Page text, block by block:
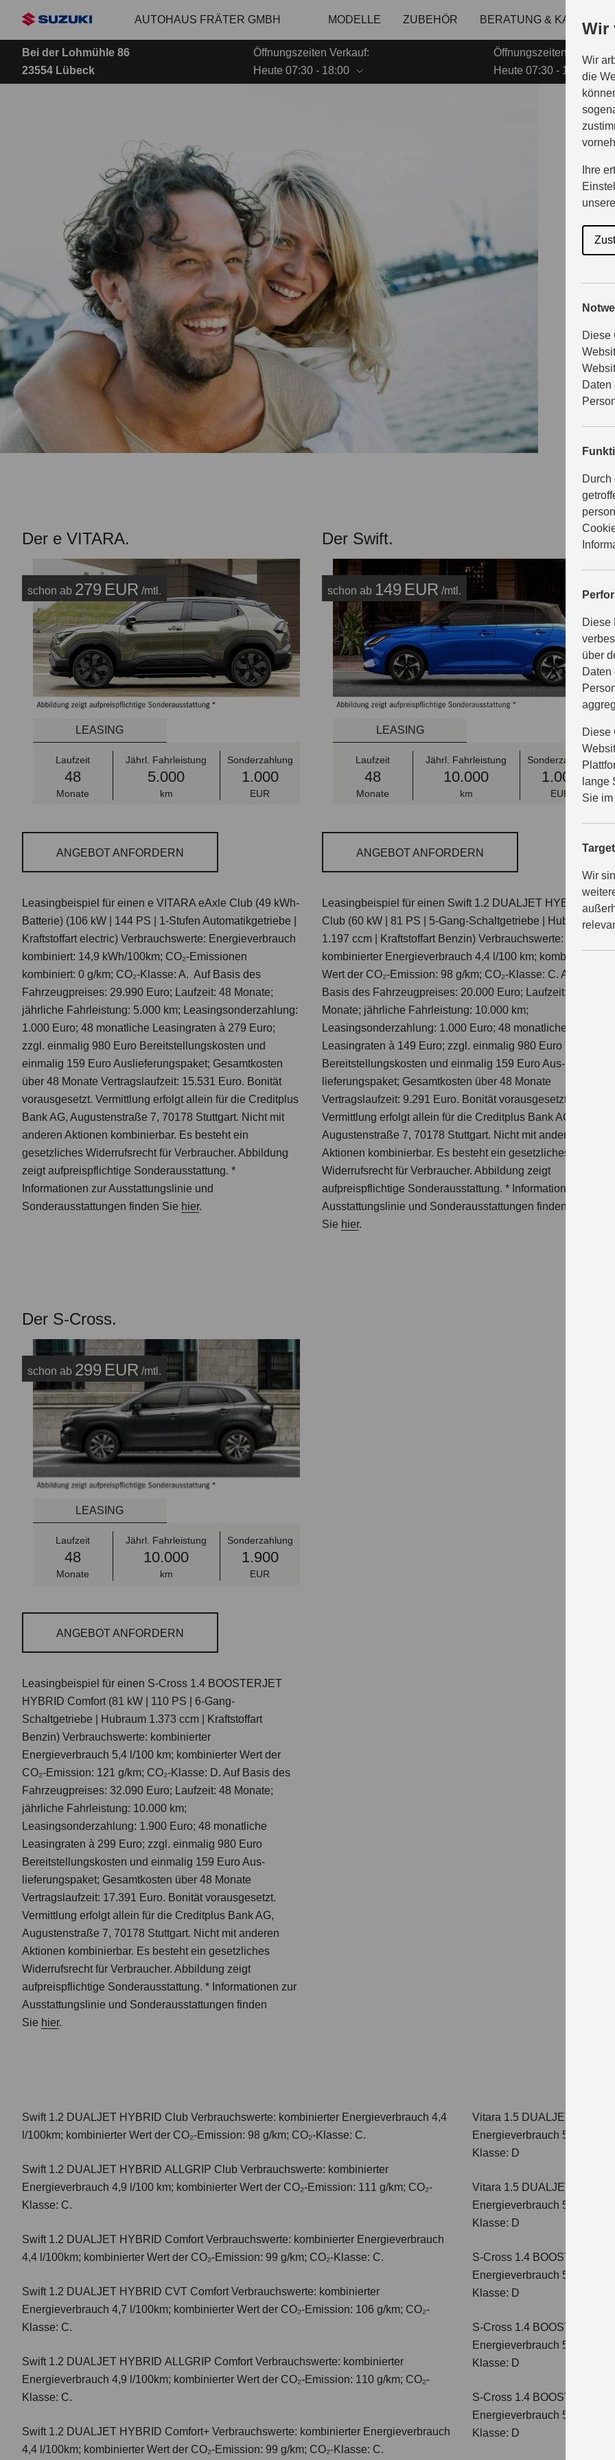
Wir
Wir
die
Ihre
Diese
Daten
Durch
Diese
über
Daten
Diese
lange
Sie
Wir
Hauptinhalt
AUTOHAUS FRÄTER GMBH MODELLE ZUBEHÖR BERATUNG & KAUF
Bei der Lohmühle 86
23554 Lübeck
Öffnungszeiten Verkauf:
Heute 07:30 - 18:00
Öffnungszeiten Service:
Heute 07:30 - 18:00
machen.
Der e VITARA.
schon ab 279 EUR /mtl.
LEASING
Laufzeit
48
Monate
Jährl. Fahrleistung
5.000
km
Sonderzahlung
1.000
EUR
ANGEBOT ANFORDERN
Leasingbeispiel für einen e VITARA eAxle Club (49 kWh-
Batterie) (106 kW | 144 PS | 1-Stufen Automatikgetriebe |
Kraftstoffart electric) Verbrauchswerte: Energieverbrauch
kombiniert: 14,9 kWh/100km; CO₂-Emissionen
kombiniert: 0 g/km; CO₂-Klasse: A. Auf Basis des
Fahrzeugpreises: 29.990 Euro; Laufzeit: 48 Monate;
jährliche Fahrleistung: 5.000 km; Leasingsonderzahlung:
1.000 Euro; 48 monatliche Leasingraten à 279 Euro;
zzgl. einmalig 980 Euro Bereitstellungskosten und
einmalig 159 Euro Aus­lieferungs­paket; Gesamtkosten
über 48 Monate Vertragslaufzeit: 15.531 Euro. Bonität
vorausgesetzt. Vermittlung erfolgt allein für die Creditplus
Bank AG, Augustenstraße 7, 70178 Stuttgart. Nicht mit
anderen Aktionen kombinierbar. Es besteht ein
gesetzliches Widerrufsrecht für Verbraucher. Abbildung
zeigt aufpreispflichtige Sonder­ausstattung. *
Informationen zur Ausstattungslinie und
Sonderausstattungen finden Sie hier.
Der Swift.
schon ab 149 EUR /mtl.
LEASING
Laufzeit
48
Monate
Jährl. Fahrleistung
10.000
km
Sonderzahlung
1.000
EUR
ANGEBOT ANFORDERN
Leasingbeispiel für einen Swift 1.2 DUALJET HYBRID
Club (60 kW | 81 PS | 5-Gang-Schaltgetriebe | Hubraum
1.197 ccm | Kraftstoffart Benzin) Verbrauchswerte:
kombinierter Energieverbrauch 4,4 l/100 km; kombinierter
Wert der CO₂-Emission: 98 g/km; CO₂-Klasse: C. Auf
Basis des Fahrzeugpreises: 20.000 Euro; Laufzeit: 48
Monate; jährliche Fahrleistung: 10.000 km;
Leasingsonderzahlung: 1.000 Euro; 48 monatliche
Leasingraten à 149 Euro; zzgl. einmalig 980 Euro
Bereitstellungskosten und einmalig 159 Euro Aus­
lieferungs­paket; Gesamtkosten über 48 Monate
Vertragslaufzeit: 9.291 Euro. Bonität vorausgesetzt.
Vermittlung erfolgt allein für die Creditplus Bank AG,
Augustenstraße 7, 70178 Stuttgart. Nicht mit anderen
Aktionen kombinierbar. Es besteht ein gesetzliches
Widerrufsrecht für Verbraucher. Abbildung zeigt
aufpreispflichtige Sonder­ausstattung. * Informationen zur
Ausstattungslinie und Sonderausstattungen finden
Sie hier.
Der S-Cross.
schon ab 299 EUR /mtl.
LEASING
Laufzeit
48
Monate
Jährl. Fahrleistung
10.000
km
Sonderzahlung
1.900
EUR
ANGEBOT ANFORDERN
Leasingbeispiel für einen S-Cross 1.4 BOOSTERJET
HYBRID Comfort (81 kW | 110 PS | 6-Gang-
Schaltgetriebe | Hubraum 1.373 ccm | Kraftstoffart
Benzin) Verbrauchswerte: kombinierter
Energieverbrauch 5,4 l/100 km; kombinierter Wert der
CO₂-Emission: 121 g/km; CO₂-Klasse: D. Auf Basis des
Fahrzeugpreises: 32.090 Euro; Laufzeit: 48 Monate;
jährliche Fahrleistung: 10.000 km;
Leasingsonderzahlung: 1.900 Euro; 48 monatliche
Leasingraten à 299 Euro; zzgl. einmalig 980 Euro
Bereitstellungskosten und einmalig 159 Euro Aus­
lieferungs­paket; Gesamtkosten über 48 Monate
Vertragslaufzeit: 17.391 Euro. Bonität vorausgesetzt.
Vermittlung erfolgt allein für die Creditplus Bank AG,
Augustenstraße 7, 70178 Stuttgart. Nicht mit anderen
Aktionen kombinierbar. Es besteht ein gesetzliches
Widerrufsrecht für Verbraucher. Abbildung zeigt
aufpreispflichtige Sonder­ausstattung. * Informationen zur
Ausstattungslinie und Sonderausstattungen finden
Sie hier.
Swift 1.2 DUALJET HYBRID Club Verbrauchswerte: kombinierter Energieverbrauch 4,4
l/100km; kombinierter Wert der CO₂-Emission: 98 g/km; CO₂-Klasse: C.
Swift 1.2 DUALJET HYBRID ALLGRIP Club Verbrauchswerte: kombinierter
Energieverbrauch 4,9 l/100 km; kombinierter Wert der CO₂-Emission: 111 g/km; CO₂-
Klasse: C.
Swift 1.2 DUALJET HYBRID ComfortVerbrauchswerte: kombinierter Energieverbrauch
4,4 l/100km; kombinierter Wert der CO₂-Emission: 99 g/km; CO₂-Klasse: C.
Swift 1.2 DUALJET HYBRID CVT ComfortVerbrauchswerte: kombinierter
Energieverbrauch 4,7 l/100km; kombinierter Wert der CO₂-Emission: 106 g/km; CO₂-
Klasse: C.
Swift 1.2 DUALJET HYBRID ALLGRIP ComfortVerbrauchswerte: kombinierter
Energieverbrauch 4,9 l/100km; kombinierter Wert der CO₂-Emission: 110 g/km; CO₂-
Klasse: C.
Swift 1.2 DUALJET HYBRID Comfort+ Verbrauchswerte: kombinierter Energieverbrauch
4,4 l/100km; kombinierter Wert der CO₂-Emission: 99 g/km; CO₂-Klasse: C.
Vitara 1.5 DUALJET
Energieverbrauch 5,6 l/
Klasse: D
Vitara 1.5 DUALJET
Energieverbrauch 5,6 l/
Klasse: D
S-Cross 1.4 BOOSTERJET
Energieverbrauch 5,4 l/100
Klasse: D
S-Cross 1.4 BOOSTERJET
Energieverbrauch 5,4 l/100
Klasse: D
S-Cross 1.4 BOOSTERJET
Energieverbrauch 5,8 l/100
Klasse: D